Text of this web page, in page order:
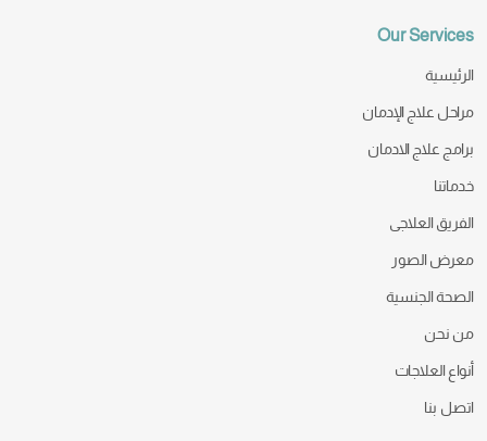
Our Services
الرئيسية
مراحل علاج الإدمان
برامج علاج الادمان
خدماتنا
الفريق العلاجى
معرض الصور
الصحة الجنسية
من نحن
أنواع العلاجات
اتصل بنا